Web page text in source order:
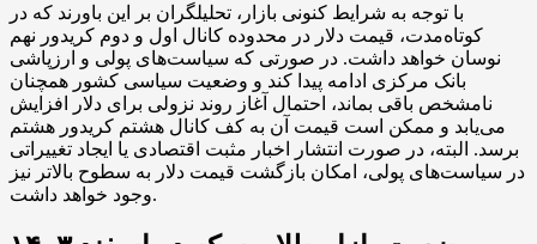
با توجه به شرایط کنونی بازار، تحلیلگران بر این باورند که در
کوتاه‌مدت، قیمت دلار در محدوده کانال اول و دوم کریدور نهم
نوسان خواهد داشت. در صورتی که سیاست‌های پولی و ارزپاشی
بانک مرکزی ادامه پیدا کند و وضعیت سیاسی کشور همچنان
نامشخص باقی بماند، احتمال آغاز روند نزولی برای دلار افزایش
می‌یابد و ممکن است قیمت آن به کف کانال هشتم کریدور هشتم
برسد. البته، در صورت انتشار اخبار مثبت اقتصادی یا ایجاد تغییراتی
در سیاست‌های پولی، امکان بازگشت قیمت دلار به سطوح بالاتر نیز
وجود خواهد داشت.